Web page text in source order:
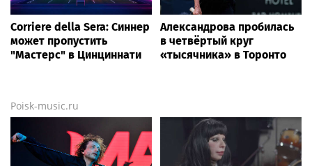
Corriere della Sera: Синнер
может пропустить
"Мастерс" в Цинциннати
Александрова пробилась
в четвёртый круг
«тысячника» в Торонто
Poisk-music.ru